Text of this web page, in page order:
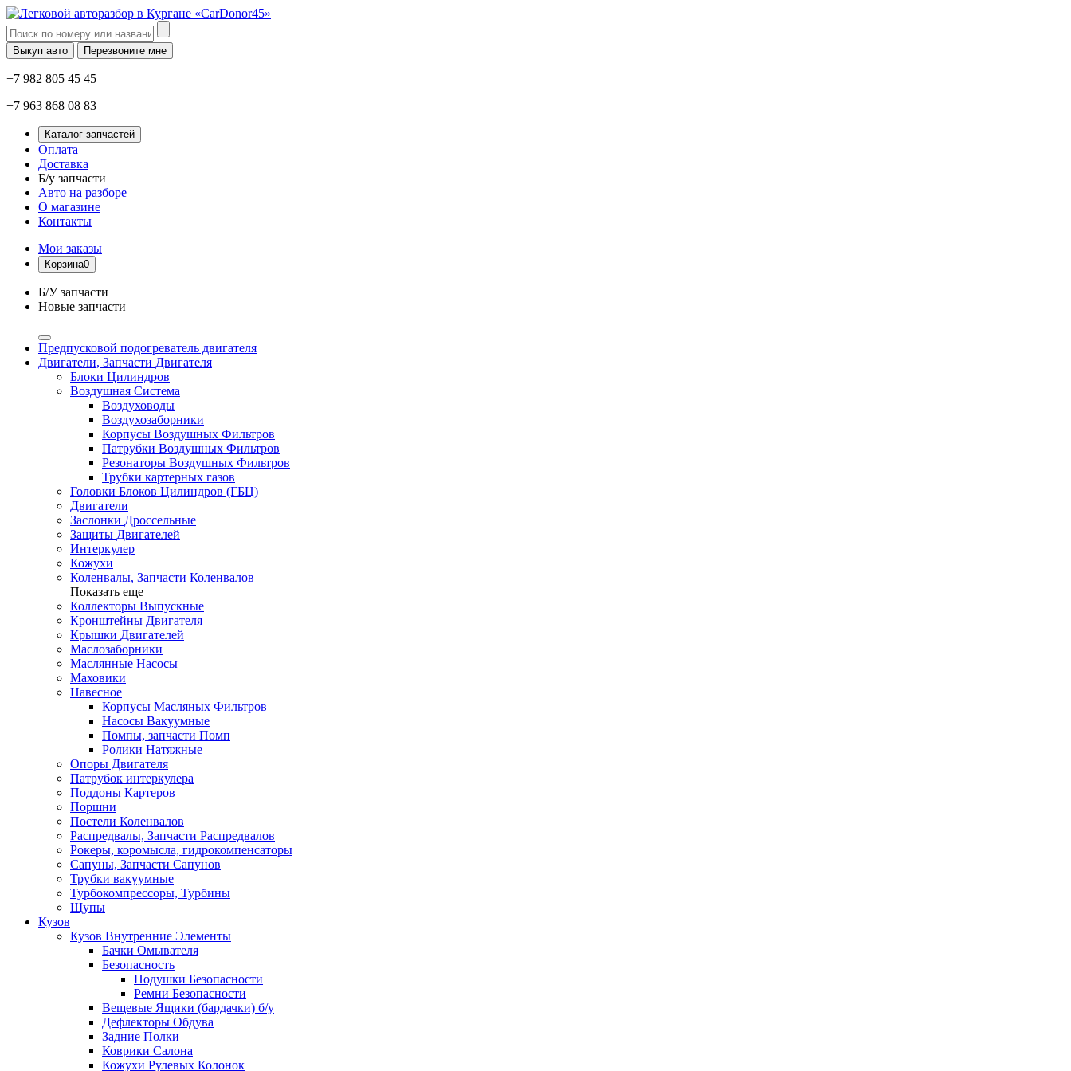
Выкуп авто Перезвоните мне
+7 982 805 45 45
+7 963 868 08 83
Каталог запчастей
Оплата
Доставка
Б/у запчасти
Авто на разборе
О магазине
Контакты
Мои заказы
Корзина0
Б/У запчасти
Новые запчасти
Предпусковой подогреватель двигателя
Двигатели, Запчасти Двигателя
Блоки Цилиндров
Воздушная Система
Воздуховоды
Воздухозаборники
Корпусы Воздушных Фильтров
Патрубки Воздушных Фильтров
Резонаторы Воздушных Фильтров
Трубки картерных газов
Головки Блоков Цилиндров (ГБЦ)
Двигатели
Заслонки Дроссельные
Защиты Двигателей
Интеркулер
Кожухи
Коленвалы, Запчасти Коленвалов
Показать еще
Коллекторы Выпускные
Кронштейны Двигателя
Крышки Двигателей
Маслозаборники
Маслянные Насосы
Маховики
Навесное
Корпусы Масляных Фильтров
Насосы Вакуумные
Помпы, запчасти Помп
Ролики Натяжные
Опоры Двигателя
Патрубок интеркулера
Поддоны Картеров
Поршни
Постели Коленвалов
Распредвалы, Запчасти Распредвалов
Рокеры, коромысла, гидрокомпенсаторы
Сапуны, Запчасти Сапунов
Трубки вакуумные
Турбокомпрессоры, Турбины
Щупы
Кузов
Кузов Внутренние Элементы
Бачки Омывателя
Безопасность
Подушки Безопасности
Ремни Безопасности
Вещевые Ящики (бардачки) б/у
Дефлекторы Обдува
Задние Полки
Коврики Салона
Кожухи Рулевых Колонок